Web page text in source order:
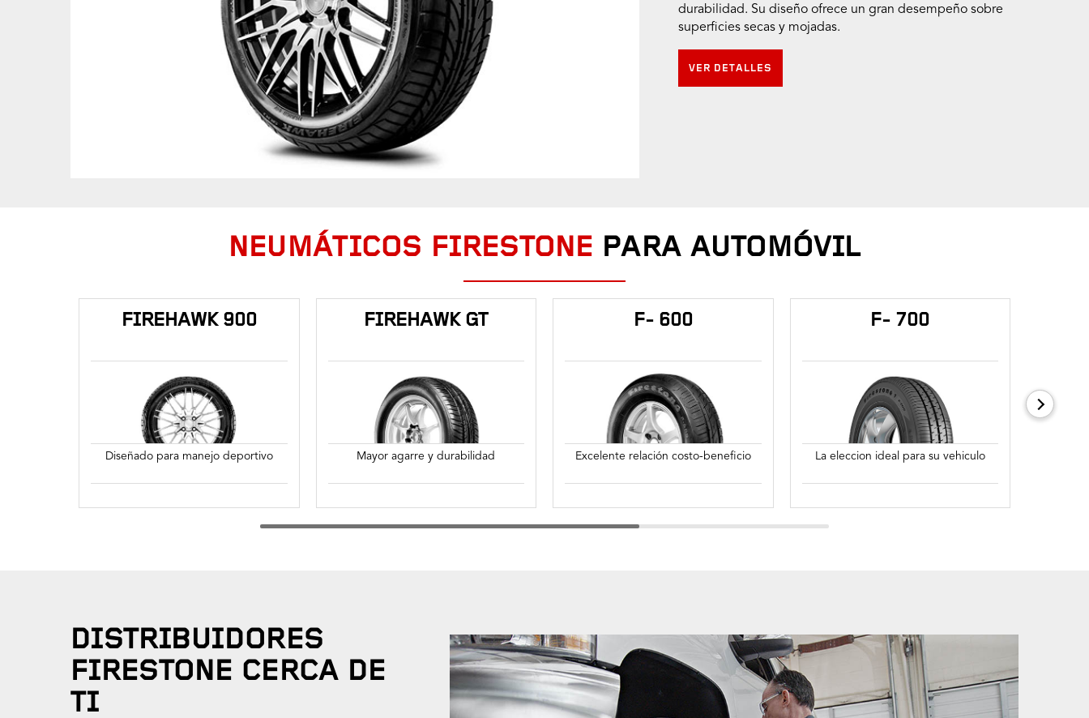
durabilidad. Su diseño ofrece un gran desempeño sobre
superficies secas y mojadas.
VER DETALLES
NEUMÁTICOS FIRESTONE PARA AUTOMÓVIL
FIREHAWK 900
Diseñado para manejo deportivo
FIREHAWK GT
Mayor agarre y durabilidad
F- 600
Excelente relación costo-beneficio
F- 700
La eleccion ideal para su vehiculo
DISTRIBUIDORES
FIRESTONE CERCA DE
TI